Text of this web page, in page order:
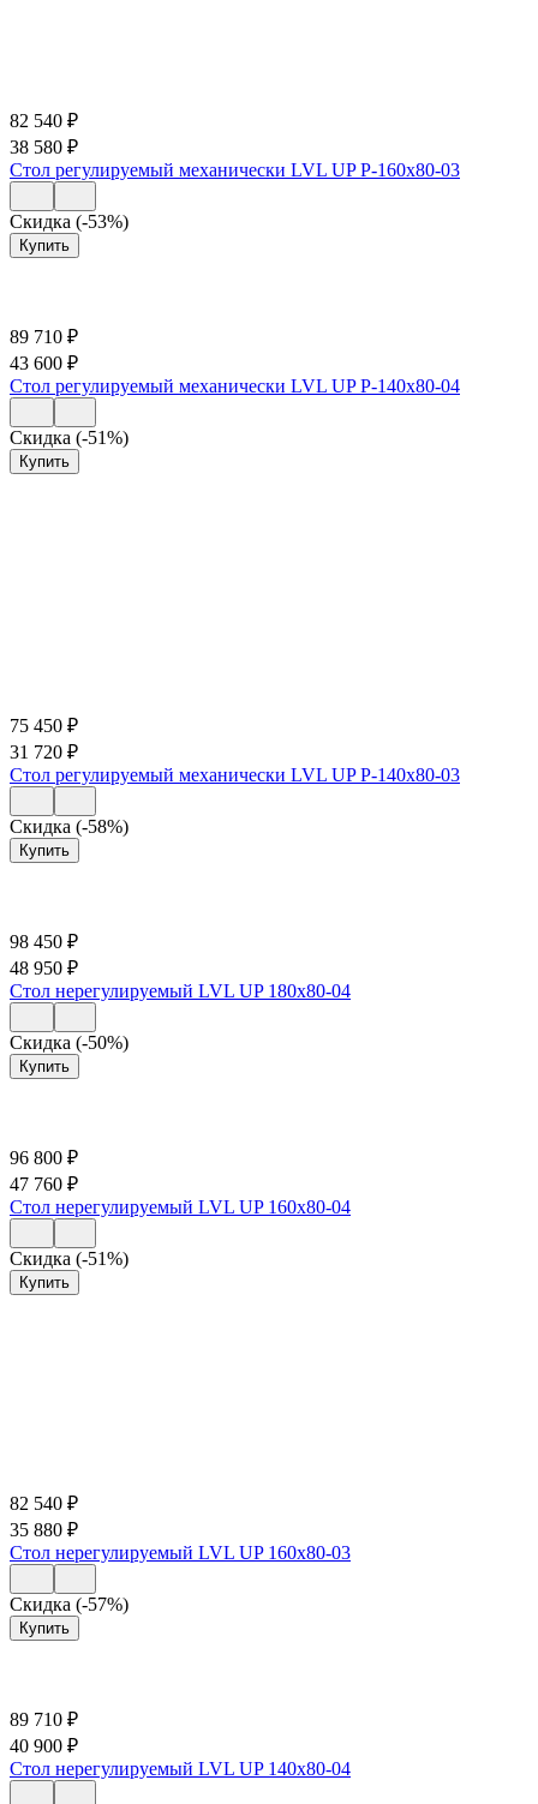
82 540 ₽
38 580 ₽
Стол регулируемый механически LVL UP Р-160х80-03
Скидка (-53%)
Купить
89 710 ₽
43 600 ₽
Стол регулируемый механически LVL UP Р-140х80-04
Скидка (-51%)
Купить
75 450 ₽
31 720 ₽
Стол регулируемый механически LVL UP Р-140х80-03
Скидка (-58%)
Купить
98 450 ₽
48 950 ₽
Стол нерегулируемый LVL UP 180х80-04
Скидка (-50%)
Купить
96 800 ₽
47 760 ₽
Стол нерегулируемый LVL UP 160х80-04
Скидка (-51%)
Купить
82 540 ₽
35 880 ₽
Стол нерегулируемый LVL UP 160х80-03
Скидка (-57%)
Купить
89 710 ₽
40 900 ₽
Стол нерегулируемый LVL UP 140х80-04